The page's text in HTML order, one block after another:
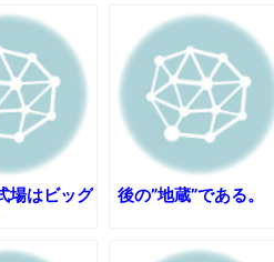
ド感想
士学科試験結果速報（仮）
入っているグループ会社の嫁子 [
るんだけどかなりお姉さんにな
Backupper Standard 8.3.0
暴行事件！事件の一部始終と衝撃
ニイクラ丼特盛で食うぞ！！！う
場はビッグ
後の”地蔵”である。